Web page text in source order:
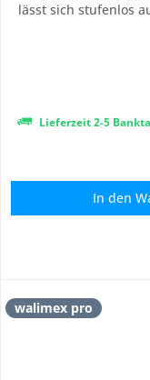
lässt sich stufenlos
nutzbar für Selfies
Lieferzeit 2-5
In den
walimex pro